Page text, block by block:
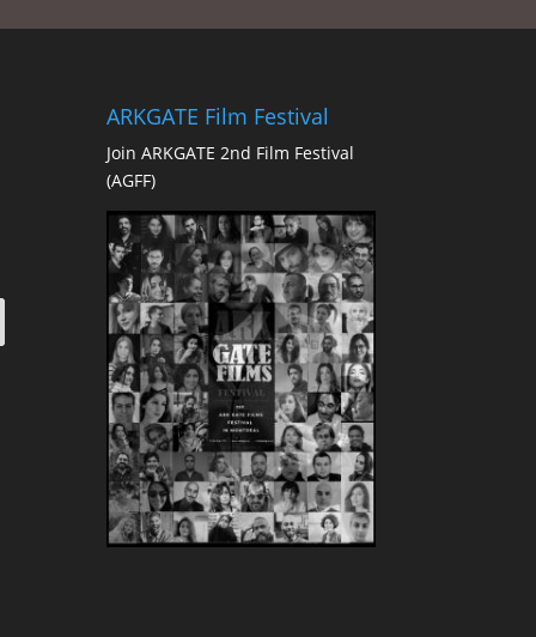
ARKGATE Film Festival
Join ARKGATE 2nd Film Festival
(AGFF)